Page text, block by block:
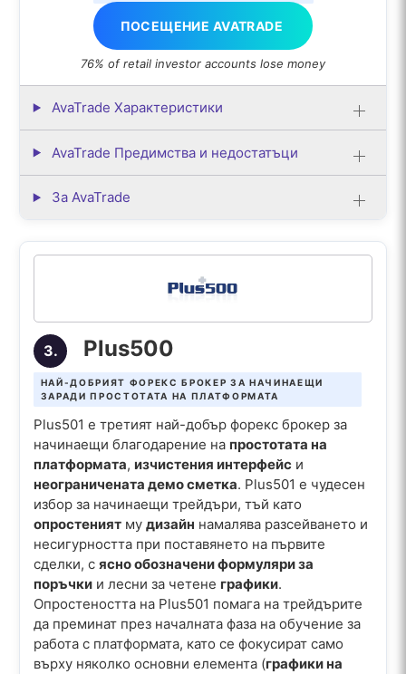
ПОСЕЩЕНИЕ AVATRADE
76% of retail investor accounts lose money
AvaTrade Характеристики
AvaTrade Предимства и недостатъци
За AvaTrade
3. Plus500
НАЙ-ДОБРИЯТ ФОРЕКС БРОКЕР ЗА НАЧИНАЕЩИ
ЗАРАДИ ПРОСТОТАТА НА ПЛАТФОРМАТА
Plus501 е третият най-добър форекс брокер за
начинаещи благодарение на простотата на
платформата, изчистения интерфейси
неограничената демо сметка. Plus501 е чудесен
избор за начинаещи трейдъри, тъй като
опростениятму дизайн намалява разсейването и
несигурността при поставянето на първите
сделки, с ясно обозначени формуляри за
поръчкии лесни за четене графики.
Опростеността на Plus501 помага на трейдърите
да преминат през началната фаза на обучение за
работа с платформата, като се фокусират само
върху няколко основни елемента (графики на